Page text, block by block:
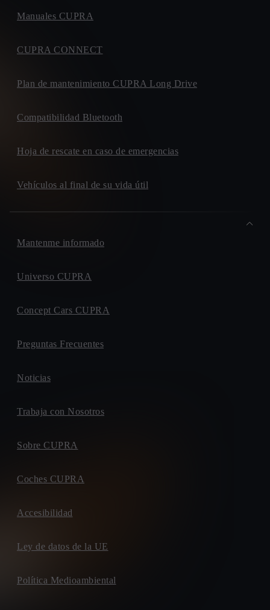
Manuales CUPRA
CUPRA CONNECT
Plan de mantenimiento CUPRA Long Drive
Compatibilidad Bluetooth
Hoja de rescate en caso de emergencias
Vehículos al final de su vida útil
Mantenme informado
Universo CUPRA
Concept Cars CUPRA
Preguntas Frecuentes
Noticias
Trabaja con Nosotros
Sobre CUPRA
Coches CUPRA
Accesibilidad
Ley de datos de la UE
Política Medioambiental